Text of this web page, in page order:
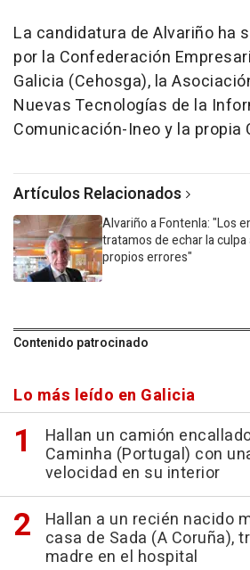
La candidatura de Alvariño ha
por la Confederación
Galicia (Cehosga), la
Nuevas Tecnologías de la
Comunicación-Ineo y la propia
Artículos Relacionados
Alvariño a Fontenla: "Los
tratamos de echar la
propios errores"
Contenido patrocinado
Lo más leído en Galicia
Hallan un camión
Caminha (Portugal) con
velocidad en su interior
Hallan a un recién nacido
casa de Sada (A Coruña),
madre en el hospital